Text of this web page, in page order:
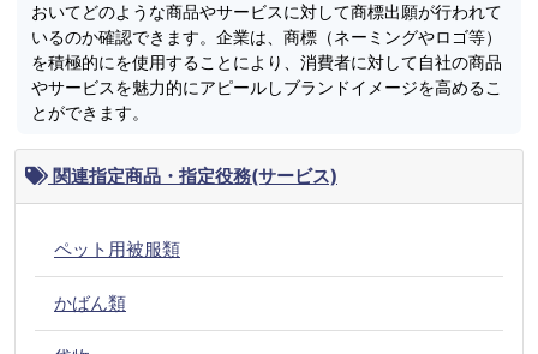
おいてどのような商品やサービスに対して商標出願が行われて
いるのか確認できます。企業は、商標（ネーミングやロゴ等）
を積極的にを使用することにより、消費者に対して自社の商品
やサービスを魅力的にアピールしブランドイメージを高めるこ
とができます。
関連指定商品・指定役務(サービス)
ペット用被服類
かばん類